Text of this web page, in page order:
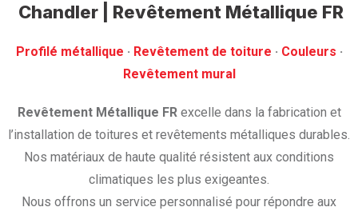
Chandler | Revêtement Métallique FR
Profilé métallique · ‎ Revêtement de toiture · ‎ Couleurs ·
‎Revêtement mural
Revêtement Métallique FRexcelle dans la fabrication et
l’installation de toitures et revêtements métalliques durables.
Nos matériaux de haute qualité résistent aux conditions
climatiques les plus exigeantes.
Nous offrons un service personnalisé pour répondre aux